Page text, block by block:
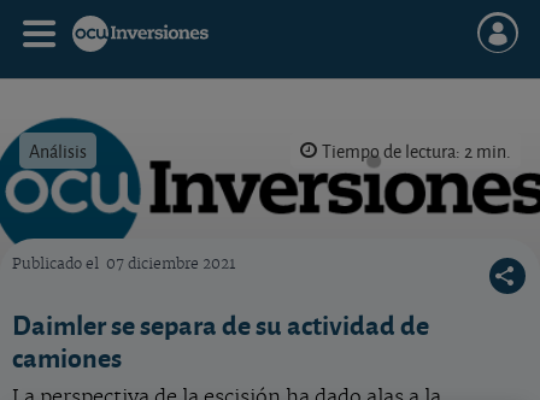
Análisis Tiempo de lectura: 2 min.
Publicado el 07 diciembre 2021
Daimler se separa de su actividad de
camiones